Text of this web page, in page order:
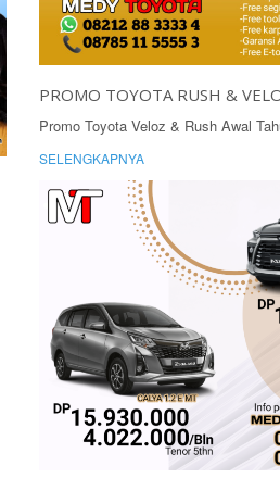
PROMO TOYOTA RUSH &
Promo Toyota Veloz & Rush Awal
SELENGKAPNYA